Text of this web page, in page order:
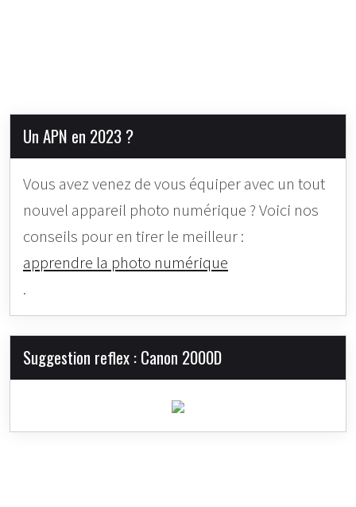
Un APN en 2023 ?
Vous avez venez de vous équiper avec un tout
nouvel appareil photo numérique ? Voici nos
conseils pour en tirer le meilleur :
apprendre la photo numérique
.
Suggestion reflex : Canon 2000D